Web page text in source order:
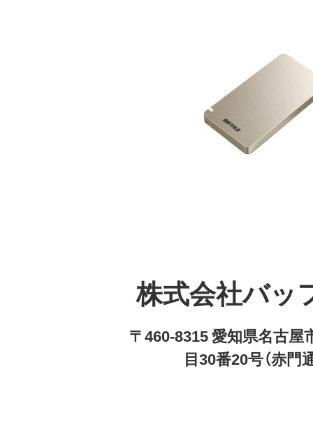
株式会社バッ
〒460-8315 愛知県名古屋
目30番20号（赤門